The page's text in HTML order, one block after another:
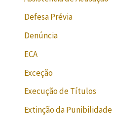
Defesa Prévia
Denúncia
ECA
Exceção
Execução de Títulos
Extinção da Punibilidade